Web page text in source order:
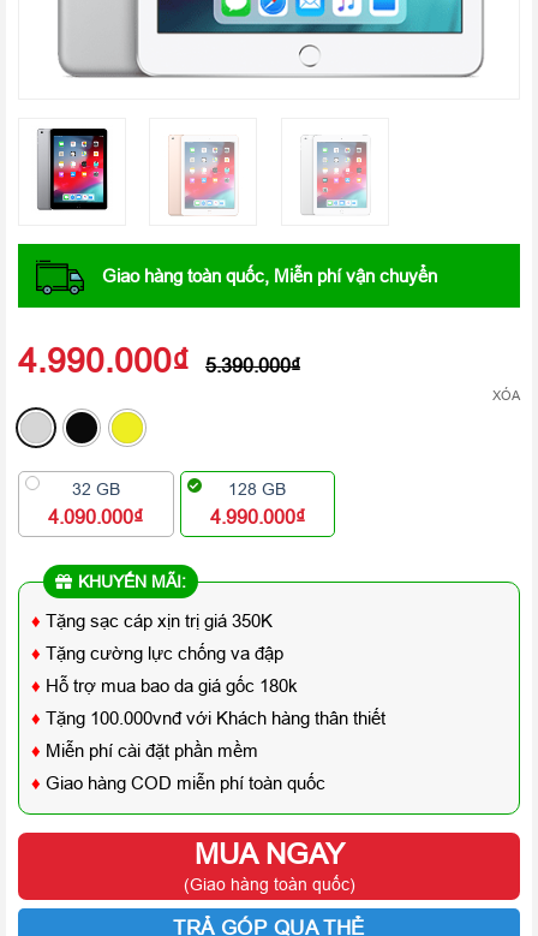
Giao hàng toàn quốc, Miễn phí vận chuyển
4.990.000₫ 5.390.000₫
XÓA
32 GB
4.090.000₫
128 GB
4.990.000₫
KHUYẾN MÃI:
♦ Tặng sạc cáp xịn trị giá 350K
♦ Tặng cường lực chống va đập
♦ Hỗ trợ mua bao da giá gốc 180k
♦ Tặng 100.000vnđ với Khách hàng thân thiết
♦ Miễn phí cài đặt phần mềm
♦ Giao hàng COD miễn phí toàn quốc
MUA NGAY
(Giao hàng toàn quốc)
TRẢ GÓP QUA THẺ